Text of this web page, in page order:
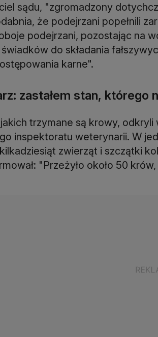
sądu, "zgromadzony
że podejrzani popełnili
podejrzani, pozostając na
świadków do składania
karne".
zastałem stan, którego
trzymane są krowy,
inspektoratu weterynarii. W
zwierząt i szczątki
"Przeżyło około 50